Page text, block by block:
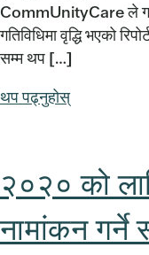
CommUnityCare ले गत
गतिविधिमा वृद्धि भएको
सम्म थप […]
थप पढ्नुहोस्
२०२० को
नामांकन